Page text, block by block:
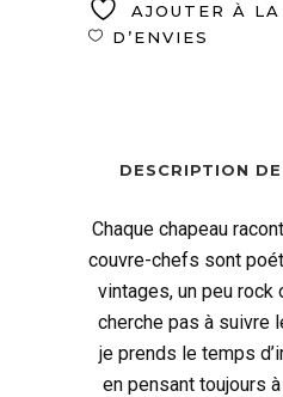
AJOUTER À
D’ENVIES
DESCRIPTION
Chaque chapeau
couvre-chefs sont
vintages, un peu rock
cherche pas à suivre
je prends le temps
en pensant toujours